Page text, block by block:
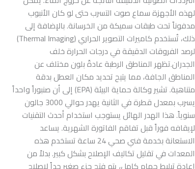
لهذه الأجهزة سماع صوت التسرب حتى لو كان الأنبوب
مدفوناً تحت طبقات سميكة من الخرسانة. بالإضافة إلى
ذلك، تُستخدم كاميرات التصوير الحراري (Thermal Imaging)
لرصد الفروقات الدقيقة في درجات الحرارة خلف
الجدران.تظهر المناطق الرطبة عادةً بلون مختلف عن
المناطق الجافة، مما يتيح تحديد مكان العطل بدقة
متناهية. تشير وكالة حماية البيئة (EPA) إلى أن صنبوراً واحداً
يسرب بمعدل قطرة في الثانية يهدر حوالي 3000 جالون
سنوياً. هذا الهدر الهائل يستوجب استخدام أحدث التقنيات
لإيقافه فوراً قبل تفاقم الفاتورة الشهرية. يساعد
الاستعانة بخدمة فني صحي 24 ساعة تستخدم هذه
المعدات في تقليل تكاليف الإصلاح بشكل كبير. بدلاً من